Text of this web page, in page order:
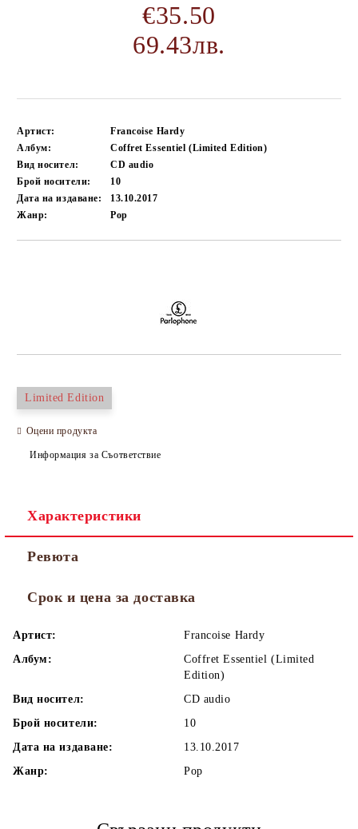
€35.50
69.43лв.
Артист:
Francoise Hardy
Албум:
Coffret Essentiel (Limited Edition)
Вид носител:
CD audio
Брой носители:
10
Дата на издаване:
13.10.2017
Жанр:
Pop
Limited Edition
Оцени продукта
Информация за Съответствие
Характеристики
Ревюта
Срок и цена за доставка
Артист:
Francoise Hardy
Албум:
Coffret Essentiel (Limited
Edition)
Вид носител:
CD audio
Брой носители:
10
Дата на издаване:
13.10.2017
Жанр:
Pop